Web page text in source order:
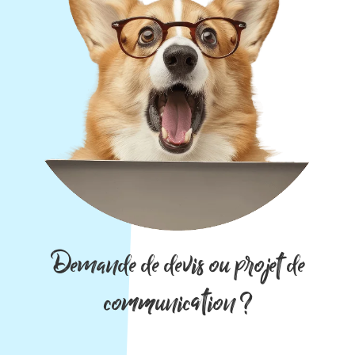
Demande de devis ou projet de
communication ?